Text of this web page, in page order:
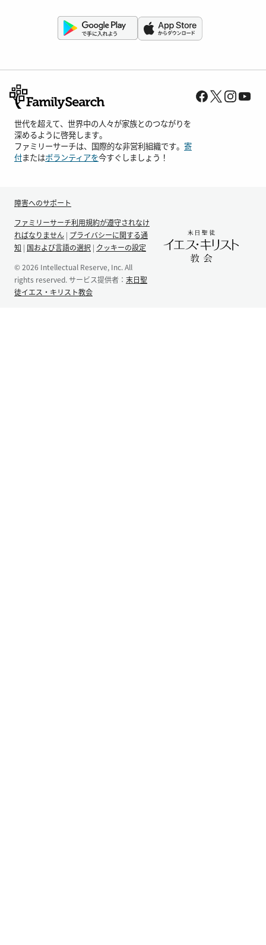
世代を超えて、世界中の人々が家族とのつながりを
深めるように啓発します。
ファミリーサーチは、国際的な非営利組織です。 寄
付またはボランティアを今すぐしましょう！
障害へのサポート
ファミリーサーチ利用規約が遵守されなけ
ればなりません | プライバシーに関する通
知 | 国および言語の選択 | クッキーの設定
© 2026 Intellectual Reserve, Inc. All
rights reserved. サービス提供者： 末日聖
徒イエス・キリスト教会